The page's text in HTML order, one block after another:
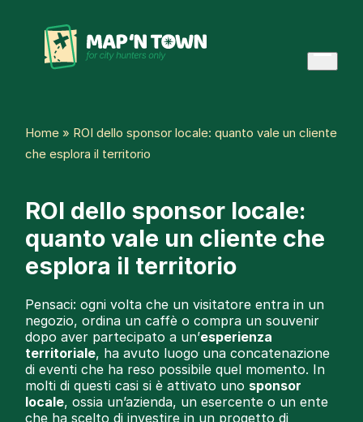
content
Open
Home » ROI dello sponsor locale: quanto vale un cliente
che esplora il territorio
ROI dello sponsor locale:
quanto vale un cliente che
esplora il territorio
Pensaci: ogni volta che un visitatore entra in un
negozio, ordina un caffè o compra un souvenir
dopo aver partecipato a un’esperienza
territoriale, ha avuto luogo una concatenazione
di eventi che ha reso possibile quel momento. In
molti di questi casi si è attivato uno sponsor
locale, ossia un’azienda, un esercente o un ente
che ha scelto di investire in un progetto di